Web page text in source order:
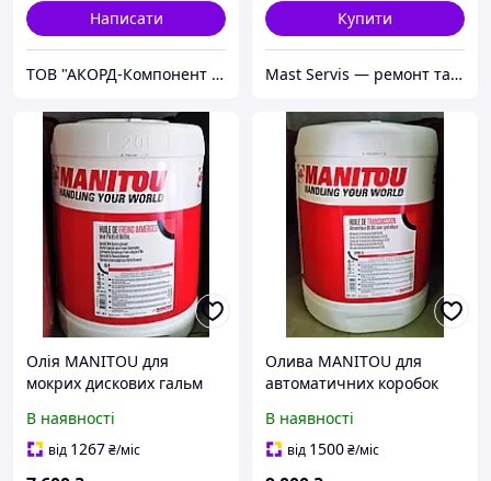
Написати
ТОВ "АКОРД-Компонент репаір"
Купити
Mast Servis — ремонт та запчастини до навантажувачів
Олія MANITOU для
мокрих дискових гальм
FREIN IMMERGE
В наявності
від 1267₴/міс
Олива MANITOU для
автоматичних коробок
TRANSMISSION DEXRON
III (20л) 947973/546332
В наявності
від 1500₴/міс